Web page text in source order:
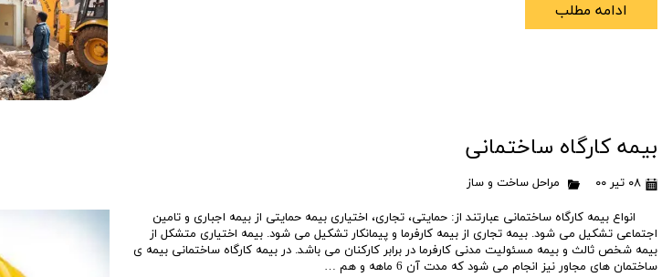
ادامه مطلب
بیمه کارگاه ساختمانی
۰۸ تیر ۰۰ مراحل ساخت و ساز
انواع بیمه کارگاه ساختمانی عبارتند از: حمایتی، تجاری، اختیاری بیمه حمایتی از بیمه اجباری و تامین
اجتماعی تشکیل می شود. بیمه تجاری از بیمه کارفرما و پیمانکار تشکیل می شود. بیمه اختیاری متشکل از
بیمه شخص ثالث و بیمه مسئولیت مدنی کارفرما در برابر کارکنان می باشد. در بیمه کارگاه ساختمانی بیمه ی
ساختمان های مجاور نیز انجام می شود که مدت آن 6 ماهه و هم …